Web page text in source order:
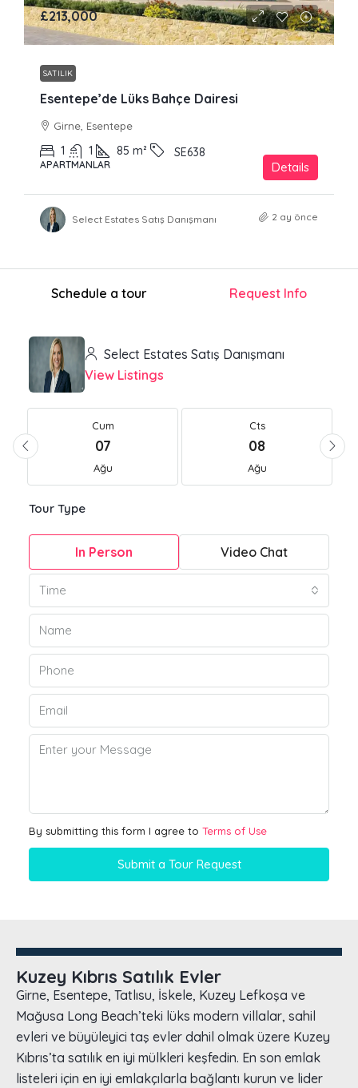
£213,000
SATILIK
Esentepe’de Lüks Bahçe Dairesi
Girne, Esentepe
1 1 85 m² SE638
APARTMANLAR Details
Select Estates Satış Danışmanı 2 ay önce
Schedule a tour Request Info
Select Estates Satış Danışmanı
View Listings
Cum
07
Ağu
Cts
08
Ağu
Tour Type
In Person Video Chat
Time
By submitting this form I agree to Terms of Use
Submit a Tour Request
Kuzey Kıbrıs Satılık Evler
Girne, Esentepe, Tatlısu, İskele, Kuzey Lefkoşa ve
Mağusa Long Beach’teki lüks modern villalar, sahil
evleri ve büyüleyici taş evler dahil olmak üzere Kuzey
Kıbrıs’ta satılık en iyi mülkleri keşfedin. En son emlak
listeleri için en iyi emlakçılarla bağlantı kurun ve lider